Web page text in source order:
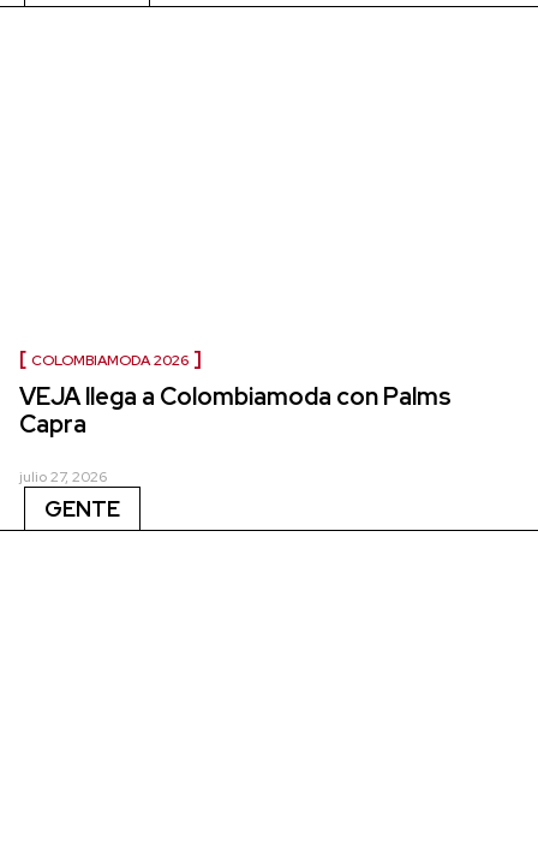
COLOMBIAMODA 2026
VEJA llega a Colombiamoda con Palms
Capra
julio 27, 2026
GENTE